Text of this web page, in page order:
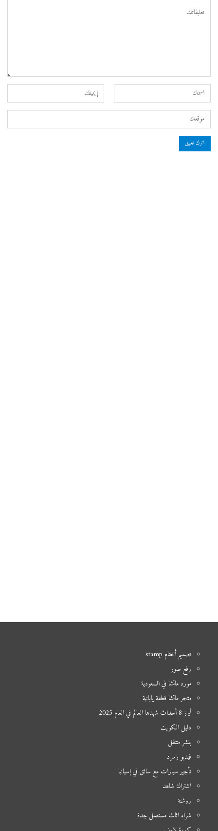
تصميم أختام stamp
رفع صور
مورد ماتشا في السعودية
متجر ماتشا قطفة يابانية
أبرز 8 أحداث شهدها العالم في العام 2025
دليل الكويت
بنشر متنقل
فيديو زمرد
تأجير سيارات مع سائق في إسبانيا
اشتراك شاهد
روشتة
شراء اثاث مستعمل جدة